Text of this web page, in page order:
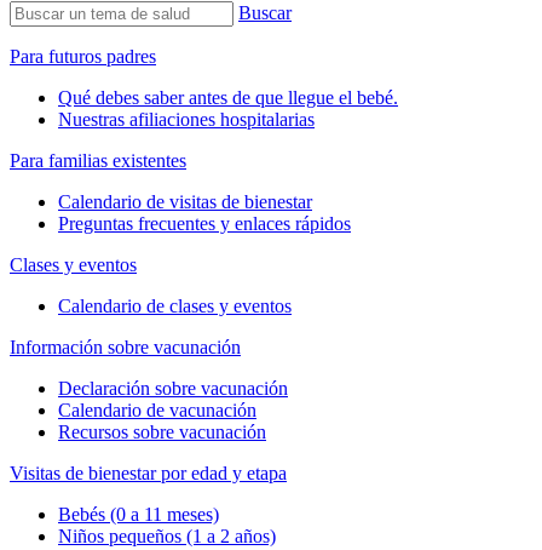
Buscar
Para futuros padres
Qué debes saber antes de que llegue el bebé.
Nuestras afiliaciones hospitalarias
Para familias existentes
Calendario de visitas de bienestar
Preguntas frecuentes y enlaces rápidos
Clases y eventos
Calendario de clases y eventos
Información sobre vacunación
Declaración sobre vacunación
Calendario de vacunación
Recursos sobre vacunación
Visitas de bienestar por edad y etapa
Bebés (0 a 11 meses)
Niños pequeños (1 a 2 años)